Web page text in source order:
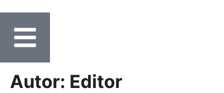
Autor: Editor